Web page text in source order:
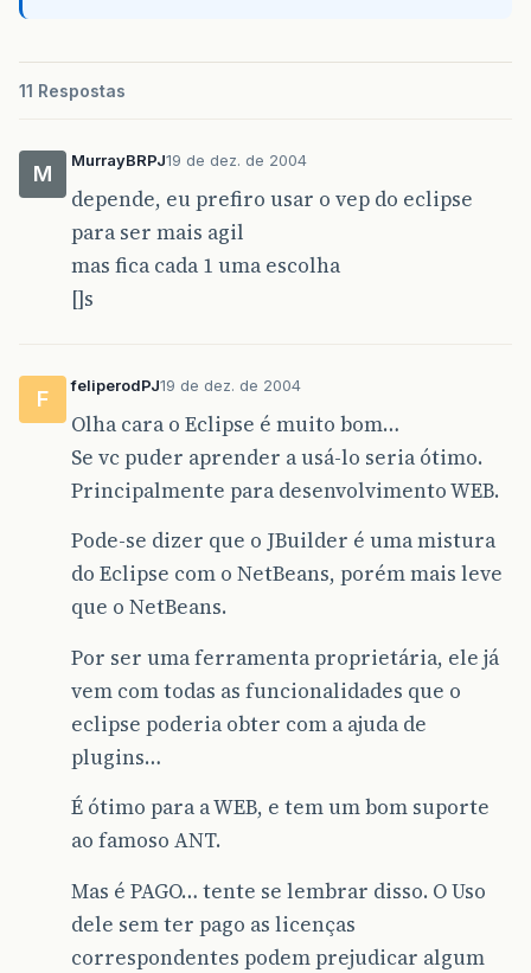
11 Respostas
M
MurrayBRPJ19 de dez. de 2004
depende, eu prefiro usar o vep do eclipse
para ser mais agil
mas fica cada 1 uma escolha
[]s
F
feliperodPJ19 de dez. de 2004
Olha cara o Eclipse é muito bom…
Se vc puder aprender a usá-lo seria ótimo.
Principalmente para desenvolvimento WEB.
Pode-se dizer que o JBuilder é uma mistura
do Eclipse com o NetBeans, porém mais leve
que o NetBeans.
Por ser uma ferramenta proprietária, ele já
vem com todas as funcionalidades que o
eclipse poderia obter com a ajuda de
plugins…
É ótimo para a WEB, e tem um bom suporte
ao famoso ANT.
Mas é PAGO… tente se lembrar disso. O Uso
dele sem ter pago as licenças
correspondentes podem prejudicar algum